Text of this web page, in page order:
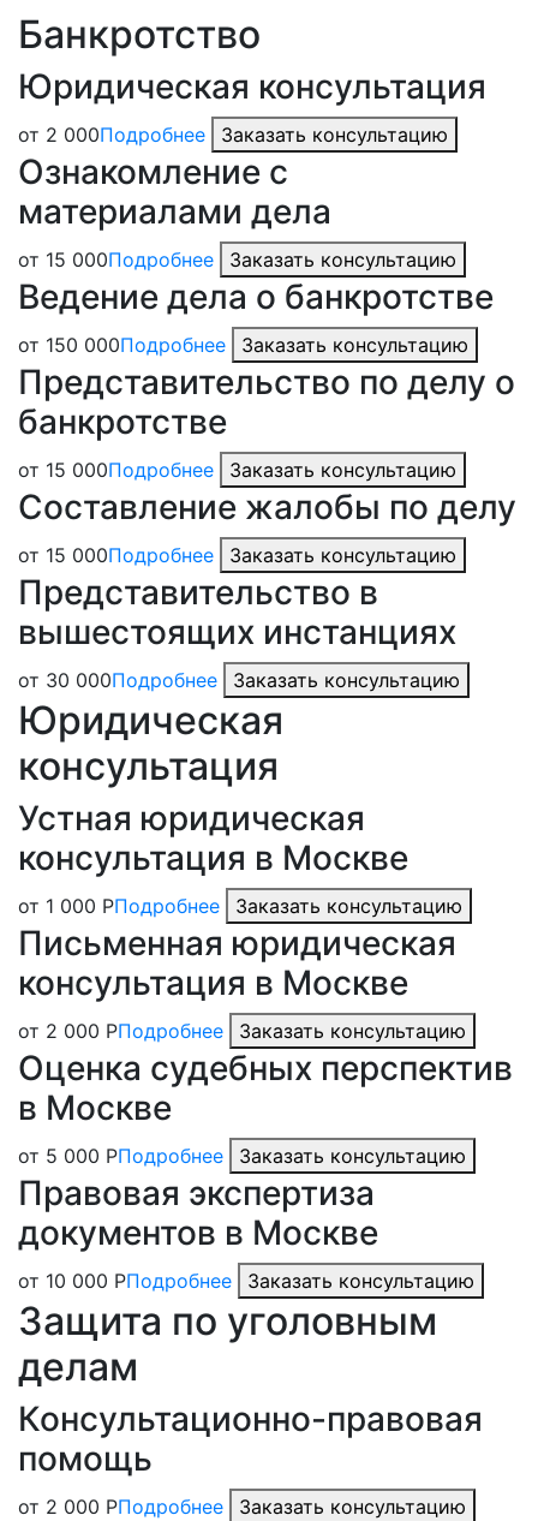
Банкротство
Юридическая консультация
от 2 000Подробнее Заказать консультацию
Ознакомление с
материалами дела
от 15 000Подробнее Заказать консультацию
Ведение дела о банкротстве
от 150 000Подробнее Заказать консультацию
Представительство по делу о
банкротстве
от 15 000Подробнее Заказать консультацию
Составление жалобы по делу
от 15 000Подробнее Заказать консультацию
Представительство в
вышестоящих инстанциях
от 30 000Подробнее Заказать консультацию
Юридическая
консультация
Устная юридическая
консультация в Москве
от 1 000 РПодробнее Заказать консультацию
Письменная юридическая
консультация в Москве
от 2 000 РПодробнее Заказать консультацию
Оценка судебных перспектив
в Москве
от 5 000 РПодробнее Заказать консультацию
Правовая экспертиза
документов в Москве
от 10 000 РПодробнее Заказать консультацию
Защита по уголовным
делам
Консультационно-правовая
помощь
от 2 000 РПодробнее Заказать консультацию